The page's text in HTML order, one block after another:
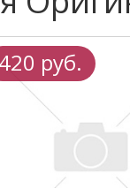
420 руб.